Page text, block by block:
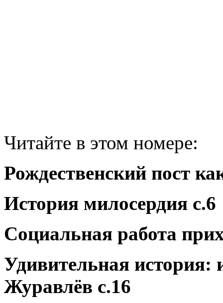
Читайте в этом номере:
Рождественский пост
История милосердия с.6
Социальная работа
Удивительная история:
Журавлёв с.16